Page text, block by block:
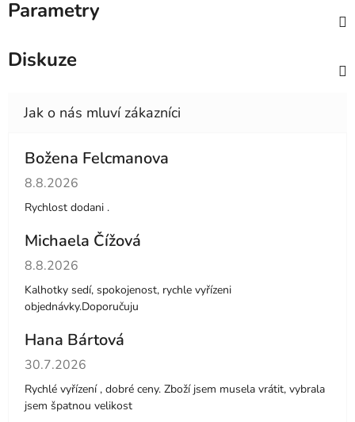
Parametry
Diskuze
Božena Felcmanova
Hodnocení obchodu je 5 z 5 hvězdiček.
8.8.2026
Rychlost dodani .
Michaela Čížová
Hodnocení obchodu je 5 z 5 hvězdiček.
8.8.2026
Kalhotky sedí, spokojenost, rychle vyřízeni
objednávky.Doporučuju
Hana Bártová
Hodnocení obchodu je 4 z 5 hvězdiček.
30.7.2026
Rychlé vyřízení , dobré ceny. Zboží jsem musela vrátit, vybrala
jsem špatnou velikost